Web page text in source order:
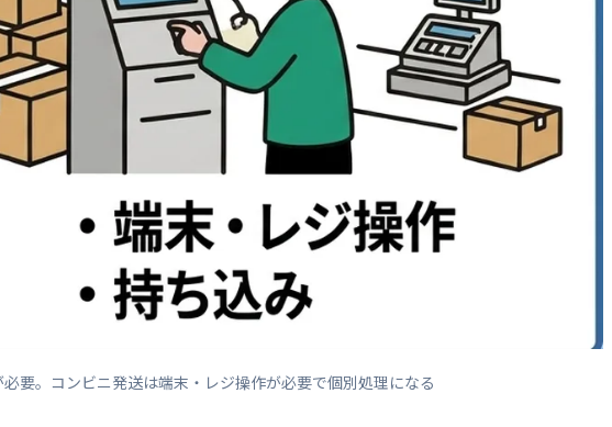
要。コンビニ発送は端末・レジ操作が必要で個別処理になる